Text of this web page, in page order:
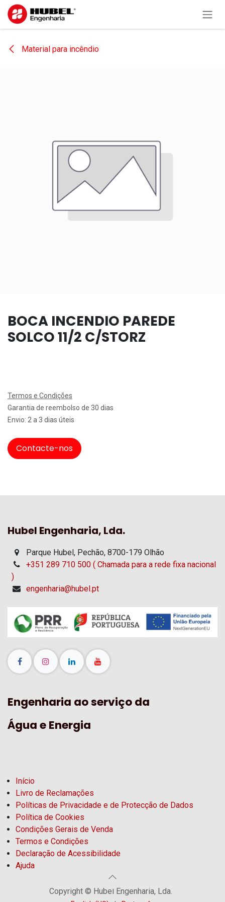
Pular para o conteúdo
Material para incêndio
BOCA INCENDIO PAREDE
SOLCO 11/2 C/STORZ
Termos e Condições
Garantia de reembolso de 30 dias
Envio: 2 a 3 dias úteis
Contacte-nos
Hubel Engenharia, Lda.
Parque Hubel, Pechão, 8700-179 Olhão
+351 289 710 500 ( Chamada para a rede fixa nacional
)
engenharia@hubel.pt
Engenharia ao serviço da
Água e Energia
Início
Livro de Reclamações
Políticas de Privacidade e de Protecção de Dados
Política de Cookies
Condições Gerais de Venda
Termos e Condições
Declaração de Acessibilidade
Ajuda
Copyright © Hubel Engenharia, Lda.